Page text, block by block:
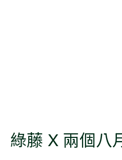
綠藤 X 兩個八